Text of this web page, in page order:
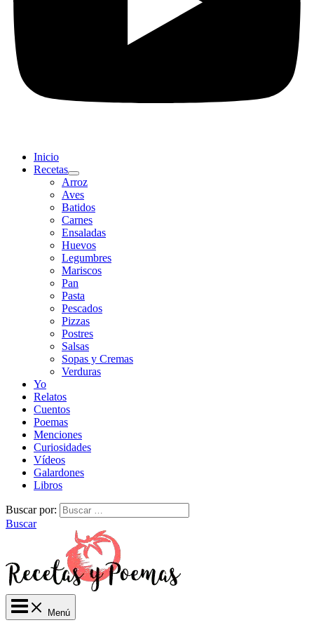
Inicio
Recetas
Arroz
Aves
Batidos
Carnes
Ensaladas
Huevos
Legumbres
Mariscos
Pan
Pasta
Pescados
Pizzas
Postres
Salsas
Sopas y Cremas
Verduras
Yo
Relatos
Cuentos
Poemas
Menciones
Curiosidades
Vídeos
Galardones
Libros
Buscar por:
Buscar
Menú